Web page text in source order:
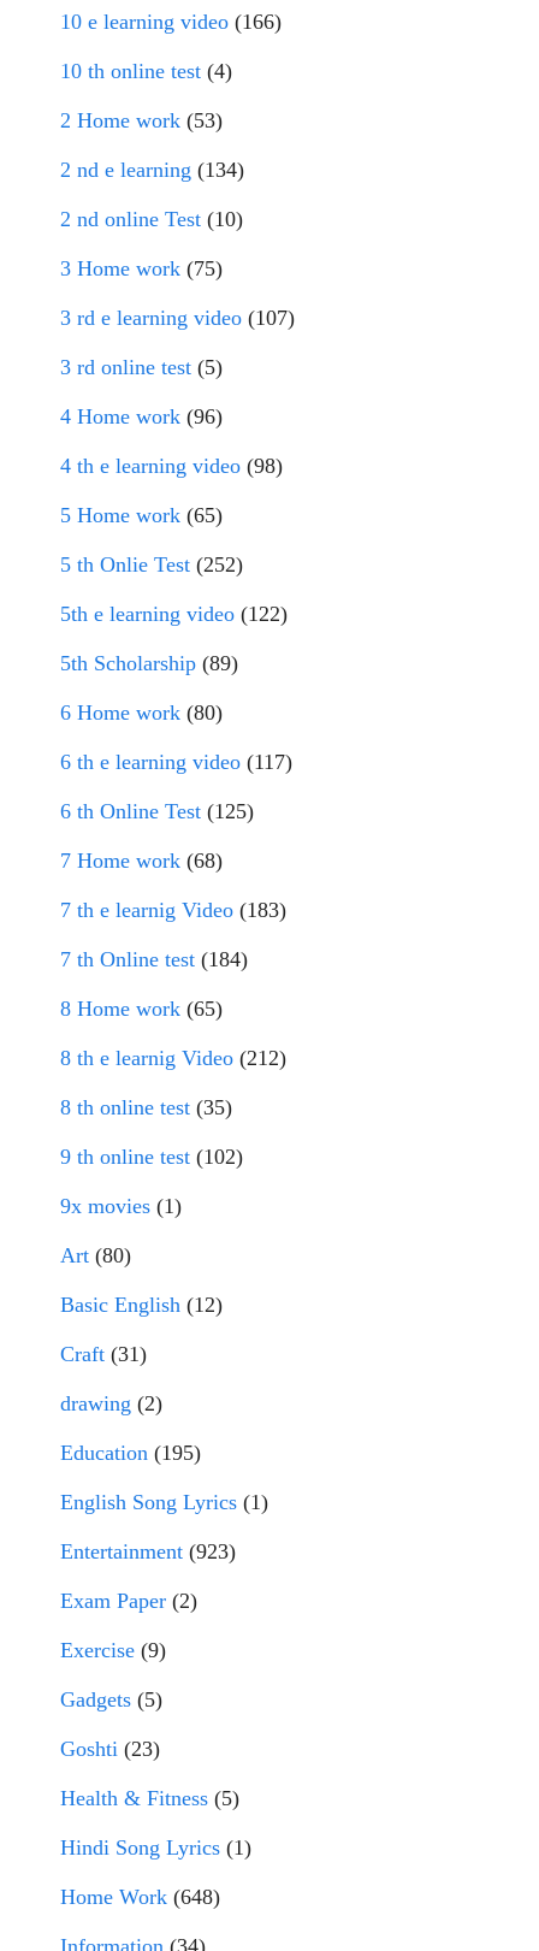
10 e learning video (166)
10 th online test (4)
2 Home work (53)
2 nd e learning (134)
2 nd online Test (10)
3 Home work (75)
3 rd e learning video (107)
3 rd online test (5)
4 Home work (96)
4 th e learning video (98)
5 Home work (65)
5 th Onlie Test (252)
5th e learning video (122)
5th Scholarship (89)
6 Home work (80)
6 th e learning video (117)
6 th Online Test (125)
7 Home work (68)
7 th e learnig Video (183)
7 th Online test (184)
8 Home work (65)
8 th e learnig Video (212)
8 th online test (35)
9 th online test (102)
9x movies (1)
Art (80)
Basic English (12)
Craft (31)
drawing (2)
Education (195)
English Song Lyrics (1)
Entertainment (923)
Exam Paper (2)
Exercise (9)
Gadgets (5)
Goshti (23)
Health & Fitness (5)
Hindi Song Lyrics (1)
Home Work (648)
Information (34)